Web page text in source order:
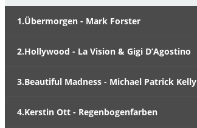
1.Übermorgen - Mark Forster
2.Hollywood - La Vision & Gigi D’Agostino
3.Beautiful Madness - Michael Patrick Kelly
4.Kerstin Ott - Regenbogenfarben